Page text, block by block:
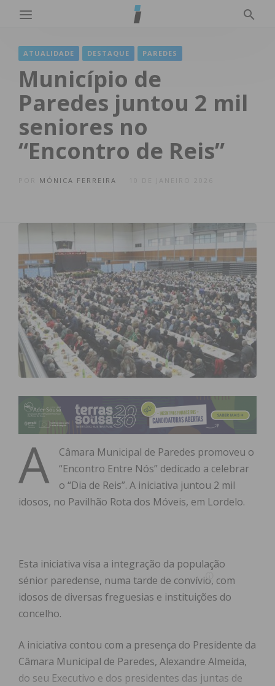
ATUALIDADE DESTAQUE PAREDES
Município de
Paredes juntou 2 mil
seniores no
“Encontro de Reis”
MÓNICA FERREIRA 10 DE JANEIRO 2026
A
Câmara Municipal de Paredes promoveu o
“Encontro Entre Nós” dedicado a celebrar
o “Dia de Reis”. A iniciativa juntou 2 mil
idosos, no Pavilhão Rota dos Móveis, em Lordelo.
Esta iniciativa visa a integração da população
sénior paredense, numa tarde de convívio, com
idosos de diversas freguesias e instituições do
concelho.
A iniciativa contou com a presença do Presidente da
Câmara Municipal de Paredes, Alexandre Almeida,
do seu Executivo e dos presidentes das juntas de